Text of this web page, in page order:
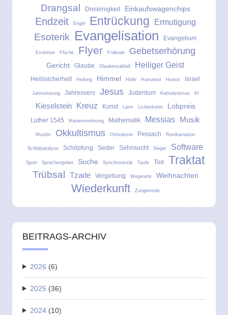
Drangsal Dreieinigkeit Einkaufswagenchips
Endzeit Engel Entrückung Ermutigung
Esoterik Evangelisation Evangelium
Evolution Flüche Flyer Fraktale Gebetserhörung
Gericht Glaube Glaubensabfall Heiliger Geist
Heilssicherheit Heilung Himmel Hölle Humanist Humor Israel
Jahreslosung Jahresvers Jesus Judentum Katholizismus KI
Kieselstein Kreuz Kunst Lärm Lichterkette Lobpreis
Luther 1545 Marienverehrung Mathematik Messias Musik
Muslim Okkultismus Orthodoxie Pessach Reinkarnation
Schlafparalyse Schöpfung Seder Sehnsucht Sieger Software
Spott Sprachengebet Suche Synchronizität Taufe Tod Traktat
Trübsal Tzade Vergebung Wegwarte Weihnachten
Wiederkunft Zungenrede
BEITRAGS-ARCHIV
2026 (6)
2025 (36)
2024 (10)